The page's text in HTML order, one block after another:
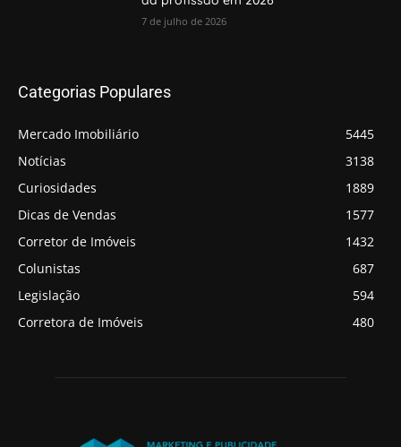
7 de julho de 2026
Categorias Populares
Mercado Imobiliário
5445
Notícias
3138
Curiosidades
1889
Dicas de Vendas
1577
Corretor de Imóveis
1432
Colunistas
687
Legislação
594
Corretora de Imóveis
480